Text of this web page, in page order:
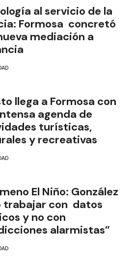
al servicio de la
Formosa concretó
mediación a
llega a Formosa con
agenda de
turísticas,
y recreativas
El Niño: González
trabajar con datos
y no con
alarmistas”